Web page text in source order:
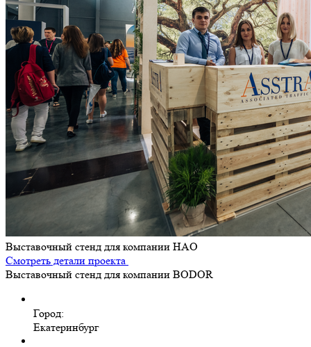
Выставочный стенд для компании HAO
Смотреть детали проекта
Выставочный стенд для компании BODOR
Город:
Екатеринбург